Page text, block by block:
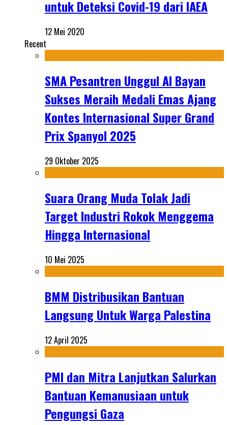
untuk Deteksi Covid-19 dari IAEA
12 Mei 2020
Recent
SMA Pesantren Unggul Al Bayan
Sukses Meraih Medali Emas Ajang
Kontes Internasional Super Grand
Prix Spanyol 2025
29 Oktober 2025
Suara Orang Muda Tolak Jadi
Target Industri Rokok Menggema
Hingga Internasional
10 Mei 2025
BMM Distribusikan Bantuan
Langsung Untuk Warga Palestina
12 April 2025
PMI dan Mitra Lanjutkan Salurkan
Bantuan Kemanusiaan untuk
Pengungsi Gaza